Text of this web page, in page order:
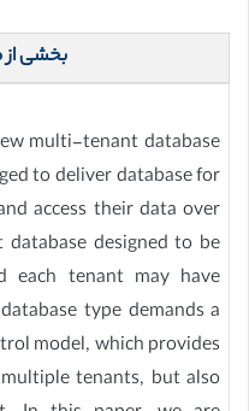
بخشی از
multi-tenant database
to deliver database for
access their data over
designed to be
each tenant may have
type demands a
model, which provides
tenants, but also